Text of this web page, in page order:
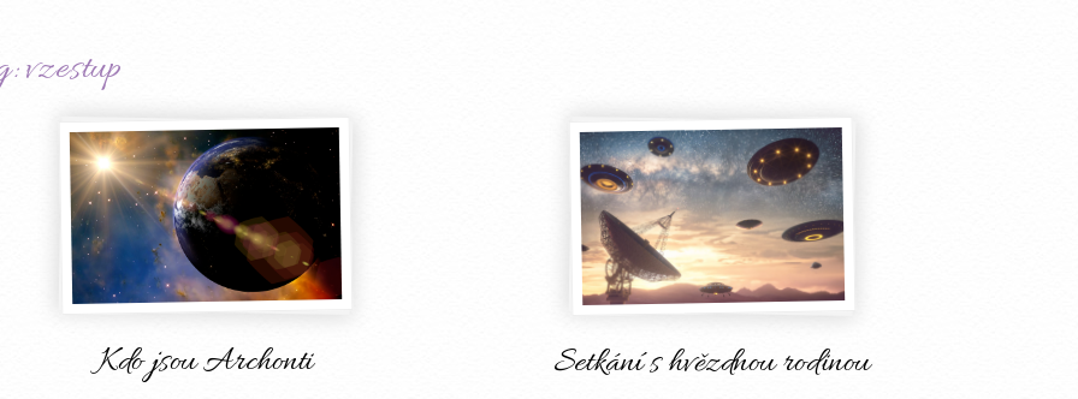
vzestup
Kdo jsou Archonti Setkání s hvězdnou rodinou